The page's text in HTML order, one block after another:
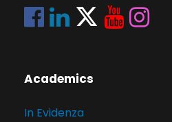
Academics
In Evidenza